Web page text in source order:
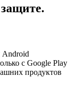
Android
с Google Play
продуктов